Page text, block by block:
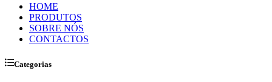
HOME
PRODUTOS
SOBRE NÓS
CONTACTOS
Categorias